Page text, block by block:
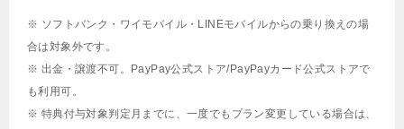
※ ソフトバンク・ワイモバイル・LINEモバイルからの乗り換えの場
合は対象外です。
※ 出金・譲渡不可。PayPay公式ストア/PayPayカード公式ストアで
も利用可。
※ 特典付与対象判定月までに、一度でもプラン変更している場合は、